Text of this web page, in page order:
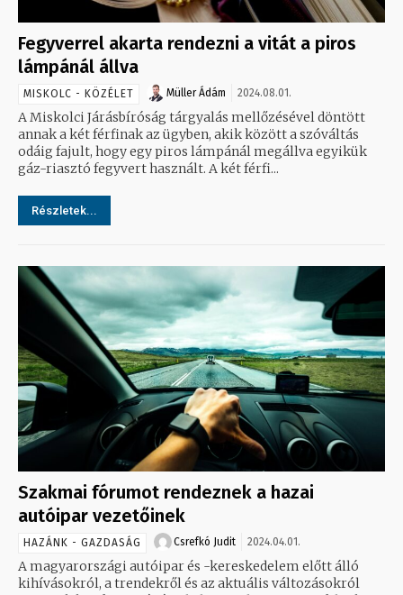
Fegyverrel akarta rendezni a vitát a piros
lámpánál állva
MISKOLC - KÖZÉLET Müller Ádám 2024.08.01.
A Miskolci Járásbíróság tárgyalás mellőzésével döntött
annak a két férfinak az ügyben, akik között a szóváltás
odáig fajult, hogy egy piros lámpánál megállva egyikük
gáz-riasztó fegyvert használt. A két férfi...
Részletek...
Szakmai fórumot rendeznek a hazai
autóipar vezetőinek
HAZÁNK - GAZDASÁG Csrefkó Judit 2024.04.01.
A magyarországi autóipar és -kereskedelem előtt álló
kihívásokról, a trendekről és az aktuális változásokról